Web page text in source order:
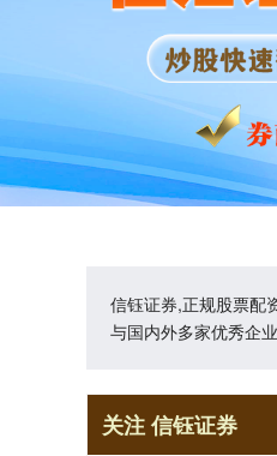
信钰证券,正规股票配
与国内外多家优秀企
关注 信钰证券